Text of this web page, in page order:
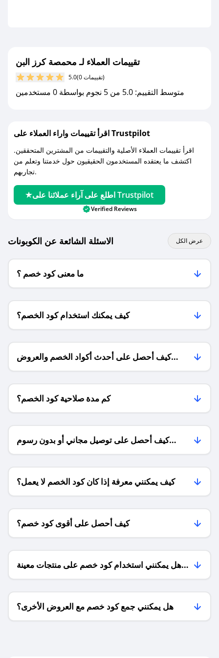
تقييمات العملاء لـ محمصة كرز البن
5.0 (0 تقييمات)
متوسط التقييم: 5.0 من 5 نجوم بواسطة 0 مستخدمين
اقرأ تقييمات واراء العملاء على Trustpilot
اقرأ تقييمات العملاء الأصلية والتقييمات من المشترين المتحققين.
اكتشف ما يعتقده المستخدمون الحقيقيون حول خدمتنا وتعلم من
تجاربهم.
اطلع على آراء عملائنا على Trustpilot
Verified Reviews
الاسئلة الشائعة عن الكوبونات عرض الكل
ما معنى كود خصم ؟
كيف يمكنك استخدام كود الخصم؟
كيف أحصل على أحدث أكواد الخصم والعروض
للمتاجر؟
كم مدة صلاحية كود الخصم؟
كيف أحصل على توصيل مجاني أو بدون رسوم
الشحن ؟
كيف يمكنني معرفة إذا كان كود الخصم لا يعمل؟
كيف أحصل على أقوى كود خصم؟
هل يمكنني استخدام كود خصم على منتجات معينة
فقط؟
هل يمكنني جمع كود خصم مع العروض الأخرى؟